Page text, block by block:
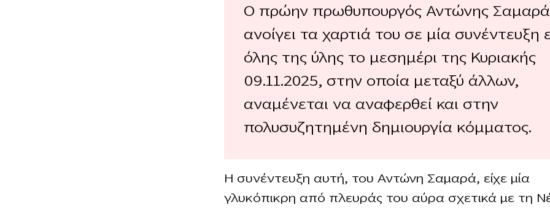
Ο πρώην πρωθυπουργός Αντώνης
ανοίγει τα χαρτιά του σε μία συνέντευξη
όλης της ύλης το μεσημέρι της Κυριακής
09.11.2025, στην οποία μεταξύ άλλων,
αναμένεται να αναφερθεί και στην
πολυσυζητημένη δημιουργία κόμματος.
Η συνέντευξη αυτή, του Αντώνη Σαμαρά, είχε μία
γλυκόπικρη από πλευράς του αύρα σχετικά με τη